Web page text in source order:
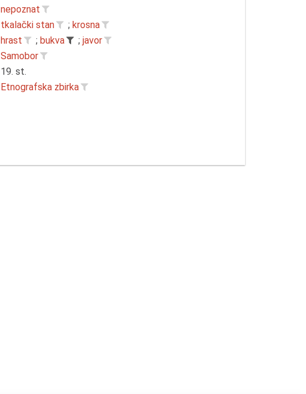
nepoznat
tkalački stan ; krosna
hrast ; bukva ; javor
Samobor
19. st.
Etnografska zbirka